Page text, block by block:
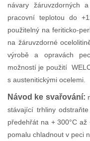
návary
pracovní teplotou do
použitelný na feriticko-
na žáruvzdorné
výrobě a opravách
možností je použití
s austenitickými ocelemi.
Návod ke svařování:
stávající trhliny
předehřát na + 300°C
pomalu chladnout v peci